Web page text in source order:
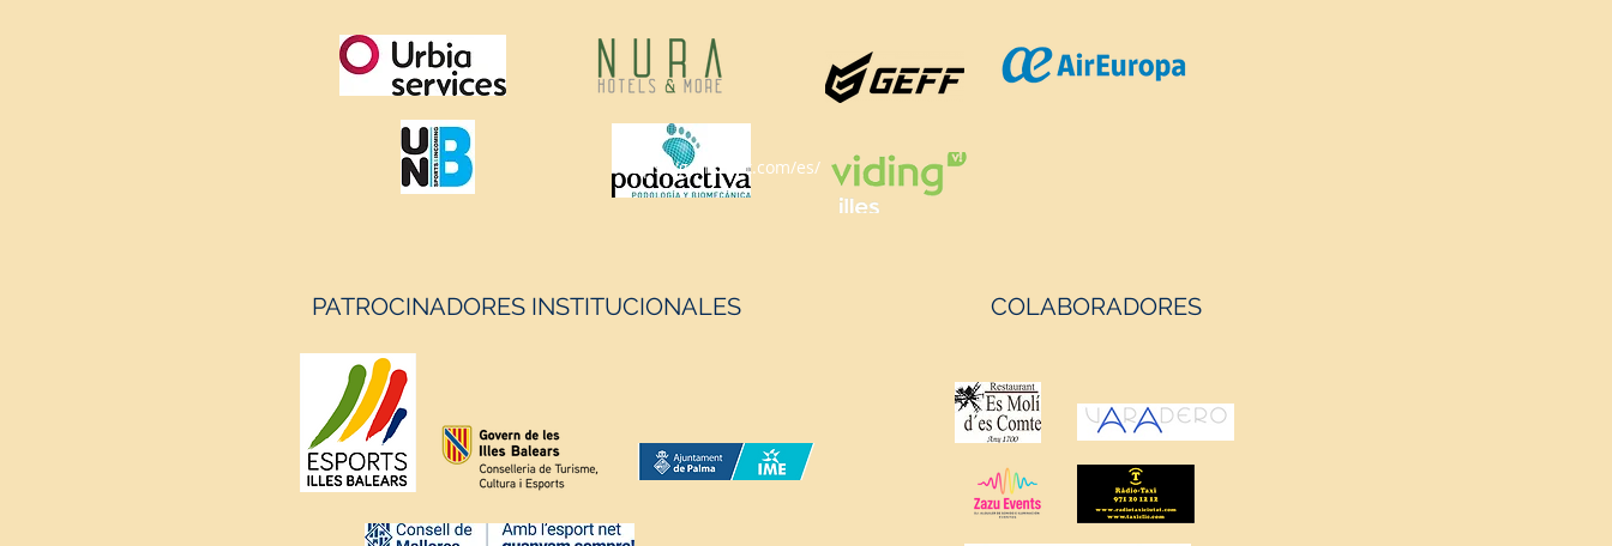
locales. El primer set cayó del lado
visitante (19-25), condicionado en
forzados de los palmesanos. Fallos en
el saque, imprecisiones en ataqu
lograron encontrar continuidad en su
juego. Un primer set igualado El
encuentro comenzó con un
desarrollo relativamente equilibrado.
Lo
gestión del contraataque, lograron
tomar ventaja en el marcador y cerrar
PATROCINADORES INSTITUCIONALES COLABORADORES
https://geffsport.com/es/